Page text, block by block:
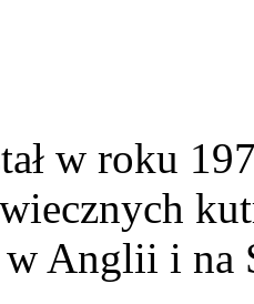
w roku
Anglii i na